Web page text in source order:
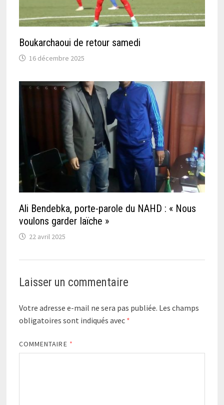
Boukarchaoui de retour samedi
16 décembre 2025
Ali Bendebka, porte-parole du NAHD : « Nous
voulons garder Iaïche »
22 avril 2025
Laisser un commentaire
Votre adresse e-mail ne sera pas publiée. Les champs
obligatoires sont indiqués avec *
COMMENTAIRE *